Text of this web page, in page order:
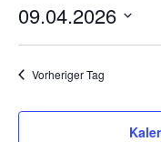
09.04.2026
wählen.
Vorheriger Tag